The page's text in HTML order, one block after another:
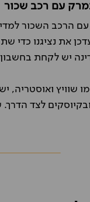
עם רכב שכור
הרכב השכור
את נציגנו כדי
יש לקחת
שוויץ ואוסטריה,
לצד הדרך.